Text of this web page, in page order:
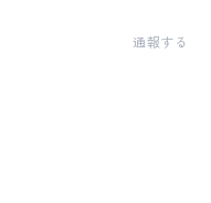
通報する